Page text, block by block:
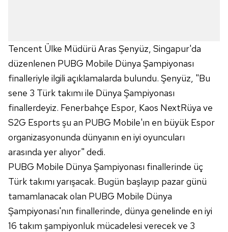
Tencent Ülke Müdürü Aras Şenyüz, Singapur'da
düzenlenen PUBG Mobile Dünya Şampiyonası
finalleriyle ilgili açıklamalarda bulundu. Şenyüz, "Bu
sene 3 Türk takımı ile Dünya Şampiyonası
finallerdeyiz. Fenerbahçe Espor, Kaos NextRüya ve
S2G Esports şu an PUBG Mobile'ın en büyük Espor
organizasyonunda dünyanın en iyi oyuncuları
arasında yer alıyor" dedi.
PUBG Mobile Dünya Şampiyonası finallerinde üç
Türk takımı yarışacak. Bugün başlayıp pazar günü
tamamlanacak olan PUBG Mobile Dünya
Şampiyonası'nın finallerinde, dünya genelinde en iyi
16 takım şampiyonluk mücadelesi verecek ve 3